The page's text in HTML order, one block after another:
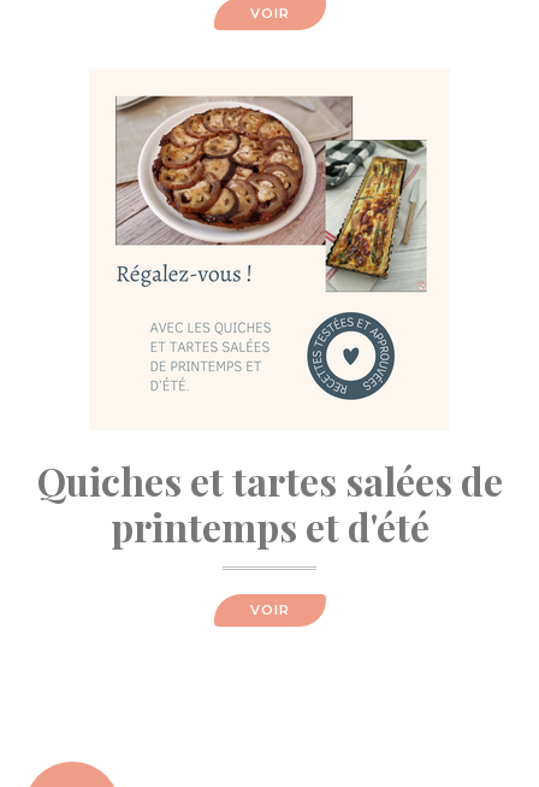
VOIR
Quiches et tartes salées de
printemps et d'été
VOIR